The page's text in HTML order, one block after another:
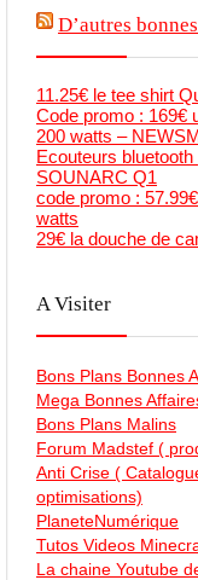
D’autres
11.25€ le tee shirt
Code promo : 169€
200 watts –
Ecouteurs
SOUNARC Q1
code promo :
watts
29€ la douche de
A Visiter
Bons Plans Bonnes
Mega Bonnes
Bons Plans Malins
Forum Madstef (
Anti Crise (
optimisations)
PlaneteNumérique
Tutos Videos
La chaine Youtube